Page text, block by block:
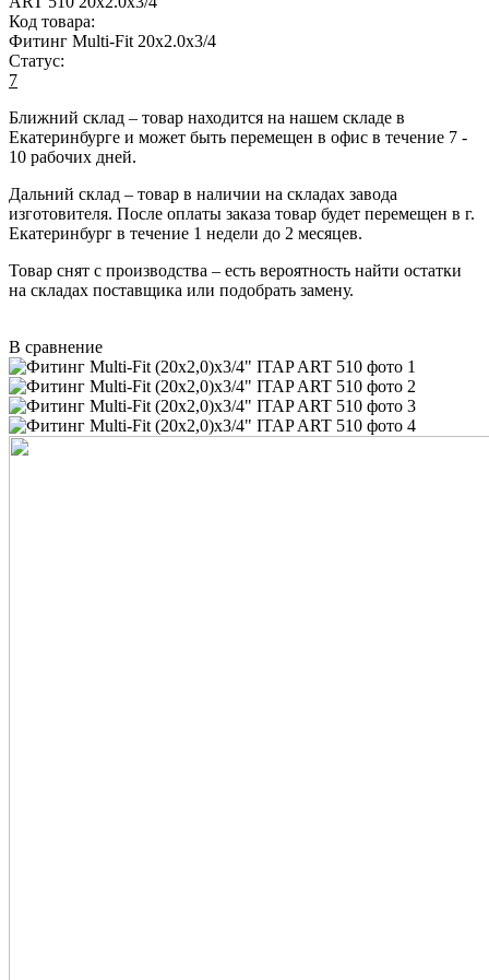
Код товара:
Фитинг Multi-Fit 20х2.0х3/4
Статус:
7
Ближний склад – товар находится на нашем складе в
Екатеринбурге и может быть перемещен в офис в течение 7 -
10 рабочих дней.
Дальний склад – товар в наличии на складах завода
изготовителя. После оплаты заказа товар будет перемещен в г.
Екатеринбург в течение 1 недели до 2 месяцев.
Товар снят с производства – есть вероятность найти остатки
на складах поставщика или подобрать замену.
В сравнение